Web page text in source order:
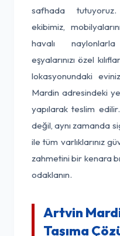
safhada
ekibimiz,
havalı
eşyalarınızı özel
lokasyonundaki
Mardin adresindeki
yapılarak teslim
değil, aynı zamanda
ile tüm varlıklarınız
zahmetini bir kenara
odaklanın.
Artvin
Taşıma